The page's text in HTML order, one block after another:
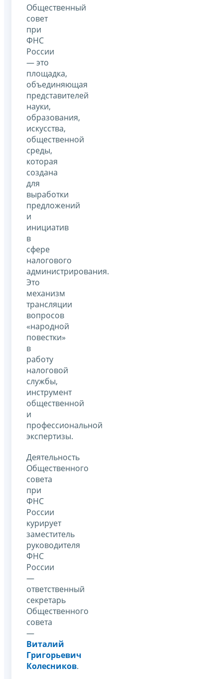
Общественный
совет
при
ФНС
России
— это
площадка,
объединяющая
представителей
науки,
образования,
искусства,
общественной
среды,
которая
создана
для
выработки
предложений
и
инициатив
в
сфере
налогового
администрирования.
Это
механизм
трансляции
вопросов
«народной
повестки»
в
работу
налоговой
службы,
инструмент
общественной
и
профессиональной
экспертизы.
Деятельность
Общественного
совета
при
ФНС
России
курирует
заместитель
руководителя
ФНС
России
—
ответственный
секретарь
Общественного
совета
—
Виталий
Григорьевич
Колесников.